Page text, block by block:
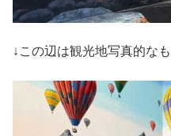
↓この辺は観光地写真的な